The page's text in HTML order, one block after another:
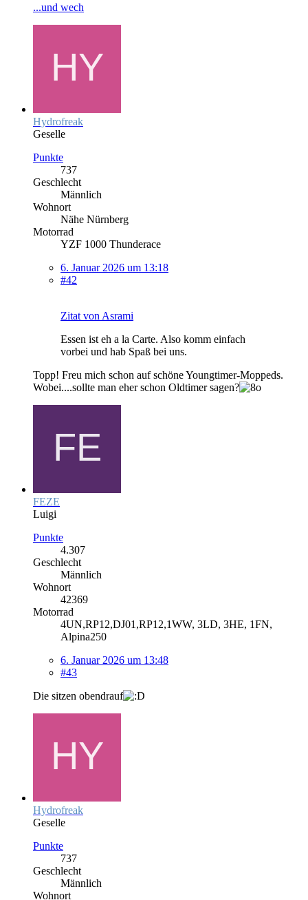
...und wech
Hydrofreak
Geselle
Punkte
737
Geschlecht
Männlich
Wohnort
Nähe Nürnberg
Motorrad
YZF 1000 Thunderace
6. Januar 2026 um 13:18
#42
Zitat von Asrami
Essen ist eh a la Carte. Also komm einfach
vorbei und hab Spaß bei uns.
Topp! Freu mich schon auf schöne Youngtimer-Moppeds.
Wobei....sollte man eher schon Oldtimer sagen?
FEZE
Luigi
Punkte
4.307
Geschlecht
Männlich
Wohnort
42369
Motorrad
4UN,RP12,DJ01,RP12,1WW, 3LD, 3HE, 1FN,
Alpina250
6. Januar 2026 um 13:48
#43
Die sitzen obendrauf
Hydrofreak
Geselle
Punkte
737
Geschlecht
Männlich
Wohnort